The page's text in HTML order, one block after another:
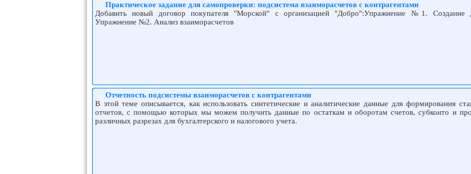
Практическое задание для самопроверки: подсистема взаиморасчетов с контрагентами
Добавить новый договор покупателя "Морской" с организацией "Добро":Упражнение №1. Создание
Упражнение №2. Анализ взаиморасчетов
Отчетность подсистемы взаиморасчетов с контрагентами
В этой теме описывается, как использовать синтетические и аналитические данные для формирования
отчетов, с помощью которых мы можем получить данные по остаткам и оборотам счетов, субконто и
различных разрезах для бухгалтерского и налогового учета.